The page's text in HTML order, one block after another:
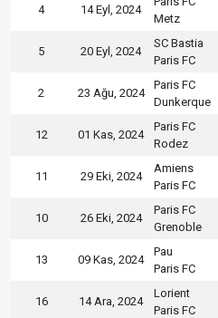
4 14 Eyl, 2024
Metz
5 20 Eyl, 2024
SC Bastia
Paris FC
2 23 Ağu, 2024
Paris FC
Dunkerque
12 01 Kas, 2024
Paris FC
Rodez
11 29 Eki, 2024
Amiens
Paris FC
10 26 Eki, 2024
Paris FC
Grenoble
13 09 Kas, 2024
Pau
Paris FC
16 14 Ara, 2024
Lorient
Paris FC